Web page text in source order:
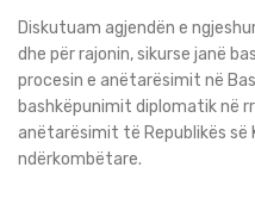
Diskutuam agjendën e
dhe për rajonin, sikurse janë
procesin e anëtarësimit në
bashkëpunimit diplomatik në
anëtarësimit të Republikës së
ndërkombëtare.